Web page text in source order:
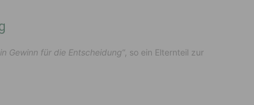
Gewinn für die Entscheidung“, so ein Elternteil zur